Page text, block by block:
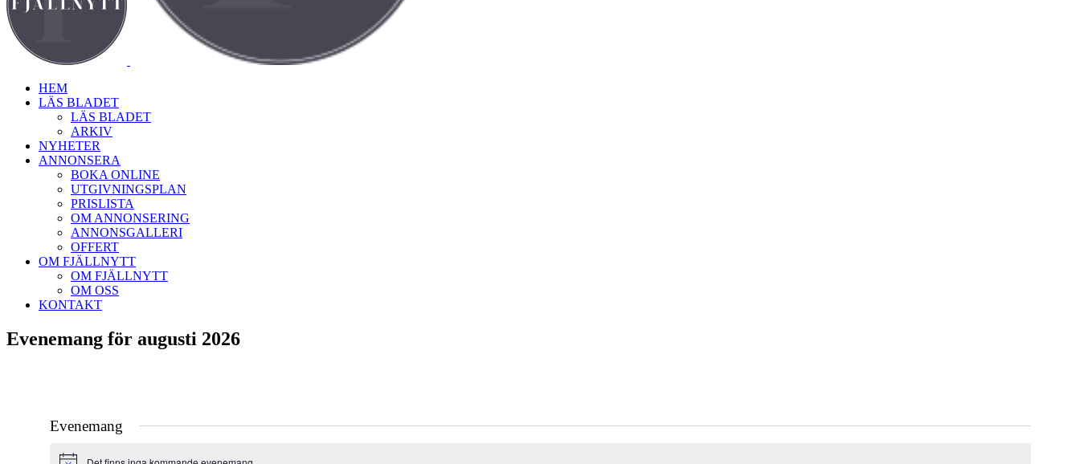
HEM
LÄS BLADET
LÄS BLADET
ARKIV
NYHETER
ANNONSERA
BOKA ONLINE
UTGIVNINGSPLAN
PRISLISTA
OM ANNONSERING
ANNONSGALLERI
OFFERT
OM FJÄLLNYTT
OM FJÄLLNYTT
OM OSS
KONTAKT
Evenemang för augusti 2026
Evenemang